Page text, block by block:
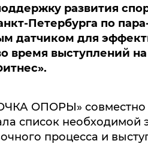
развития
Петербурга по
датчиком для
время выступлений
ОПОРЫ» совместно
список необходимой
процесса и